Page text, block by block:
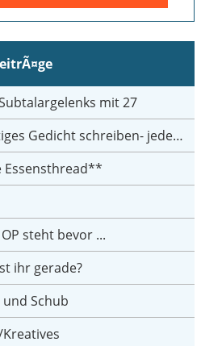
mit 27
schreiben- jeder einen Satz
steht bevor ...
ihr gerade?
Schub